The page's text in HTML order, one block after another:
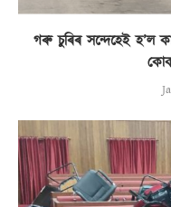
গৰু চুৰিৰ সন্দেহেই হ’ল